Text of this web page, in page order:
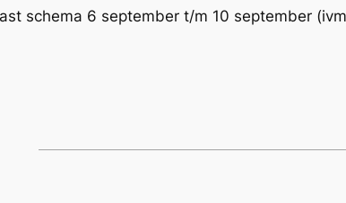
schema 6 september t/m 10 september